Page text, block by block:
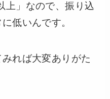
上」なので、振り込
低いんです。
れば大変ありがた